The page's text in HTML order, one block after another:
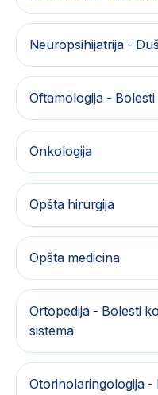
Neuropsihijatrija -
Oftamologija -
Onkologija
Opšta hirurgija
Opšta medicina
Ortopedija - Bolesti
sistema
Otorinolaringologija -